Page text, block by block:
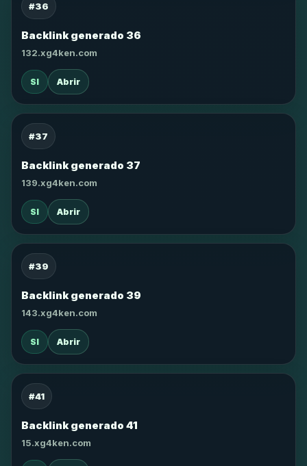
#36
Backlink generado 36
132.xg4ken.com
SI Abrir
#37
Backlink generado 37
139.xg4ken.com
SI Abrir
#39
Backlink generado 39
143.xg4ken.com
SI Abrir
#41
Backlink generado 41
15.xg4ken.com